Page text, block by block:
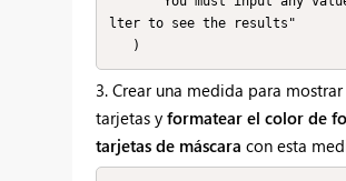
lter to see the results"
   )
3. Crear una medida para
tarjetas y formatear el color de
tarjetas de máscara con esta